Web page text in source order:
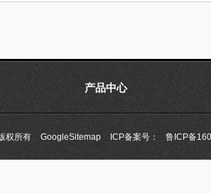
产品中心
权所有 GoogleSitemap ICP备案号： 鲁ICP备